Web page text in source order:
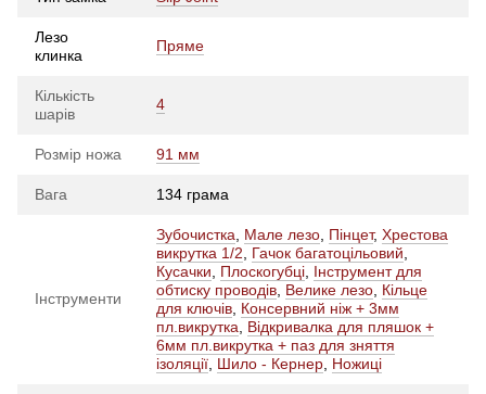
Лезо
клинка
Пряме
Кількість
шарів
4
Розмір ножа 91 мм
Вага 134 грама
Інструменти
Зубочистка, Мале лезо, Пінцет, Хрестова
викрутка 1/2, Гачок багатоцільовий,
Кусачки, Плоскогубці, Інструмент для
обтиску проводів, Велике лезо, Кільце
для ключів, Консервний ніж + 3мм
пл.викрутка, Відкривалка для пляшок +
6мм пл.викрутка + паз для зняття
ізоляції, Шило - Кернер, Ножиці